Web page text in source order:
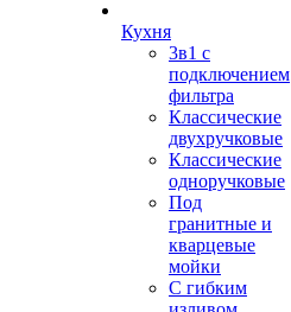
Кухня
3в1 с
подключением
фильтра
Классические
двухручковые
Классические
одноручковые
Под
гранитные и
кварцевые
мойки
С гибким